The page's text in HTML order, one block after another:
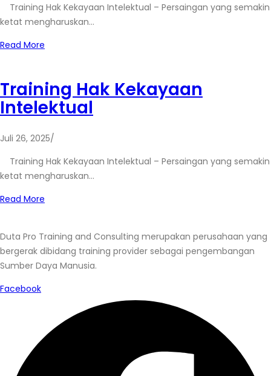
Training Hak Kekayaan Intelektual – Persaingan yang semakin
ketat mengharuskan…
Read More
Training Hak Kekayaan
Intelektual
Juli 26, 2025/
Training Hak Kekayaan Intelektual – Persaingan yang semakin
ketat mengharuskan…
Read More
Duta Pro Training and Consulting merupakan perusahaan yang
bergerak dibidang training provider sebagai pengembangan
Sumber Daya Manusia.
Facebook